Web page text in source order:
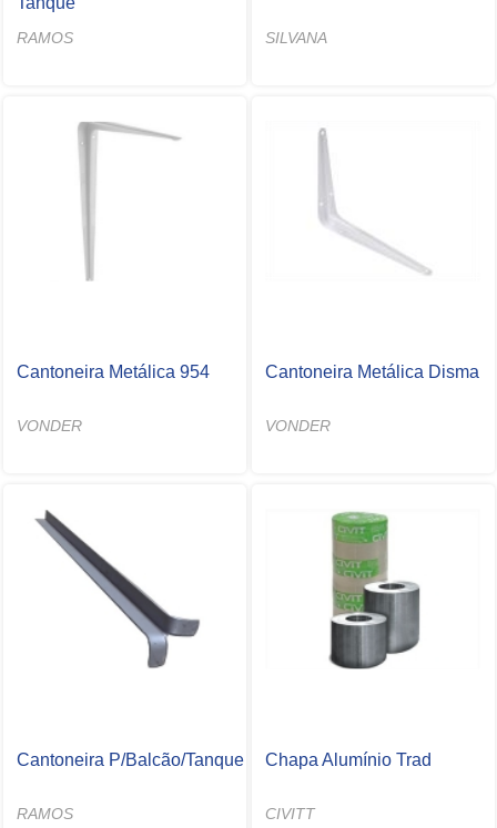
RAMOS SILVANA
Cantoneira Metálica 954
VONDER
Cantoneira Metálica Disma
VONDER
Cantoneira P/Balcão/Tanque
RAMOS
Chapa Alumínio Trad
CIVITT